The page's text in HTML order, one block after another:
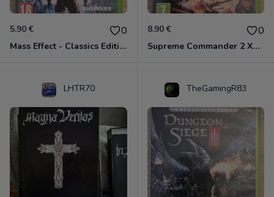
5.90 € 0
Mass Effect - Classics Edition Xbox 360
8.90 € 0
Supreme Commander 2 Xbox 360
LHTR70 TheGamingR83